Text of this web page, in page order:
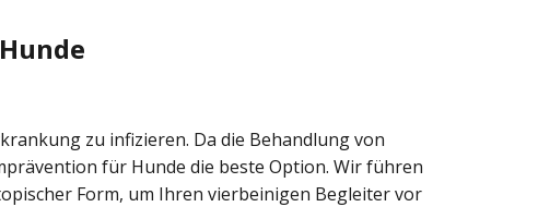
zu infizieren. Da die Behandlung von
für Hunde die beste Option. Wir führen
Form, um Ihren vierbeinigen Begleiter vor